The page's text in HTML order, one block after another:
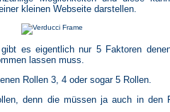
kleinen Webseite darstellen.
es eigentlich nur 5 Faktoren
lassen muss.
Rollen 3, 4 oder sogar 5 Rollen.
denn die müssen ja auch in den